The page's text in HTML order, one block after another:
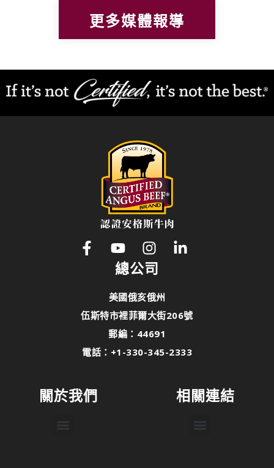
更多媒體報導
總公司
美國俄亥俄州
伍斯特市裡菲爾大街206號
郵編：44691
電話：+1-330-345-2333
關於我們 相關連結